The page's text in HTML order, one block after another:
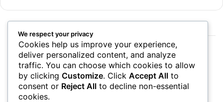
We respect your privacy
Cookies help us improve your experience,
deliver personalized content, and analyze
traffic. You can choose which cookies to allow
by clicking Customize. Click Accept All to
consent or Reject All to decline non-essential
cookies.